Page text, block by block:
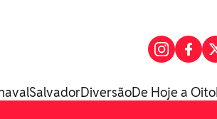
SalvadorDiversãoDe Hoje a Oito